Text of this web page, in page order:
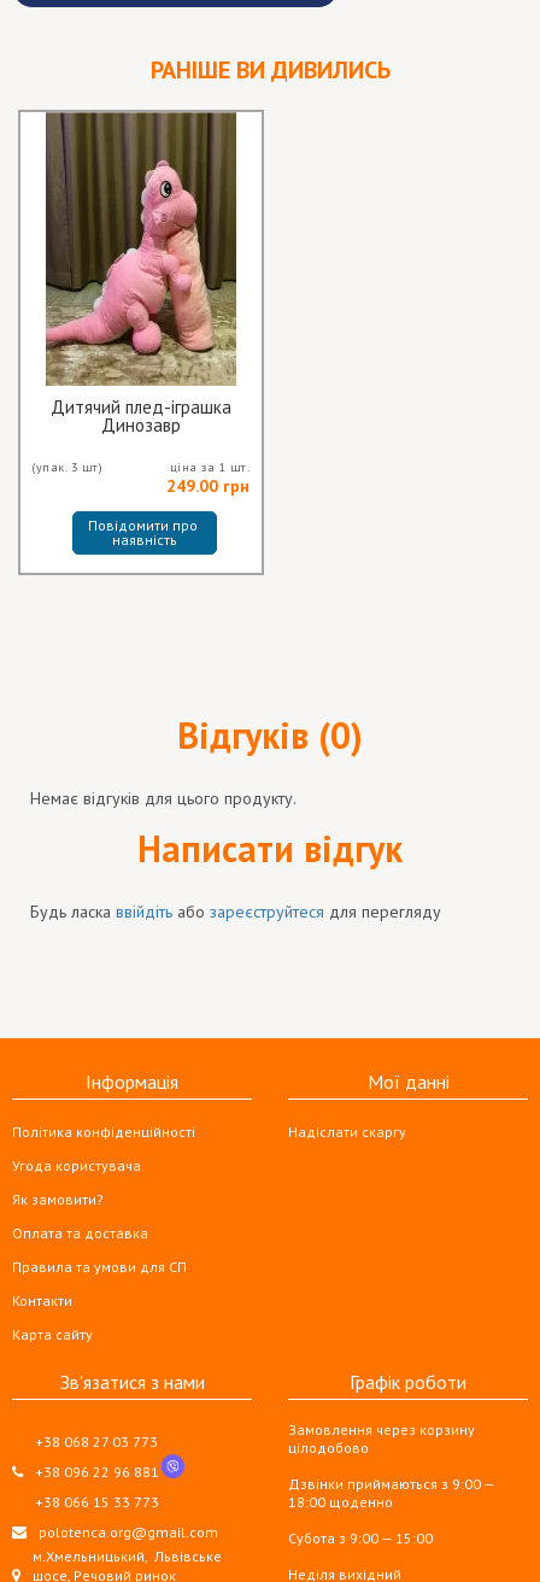
РАНІШЕ ВИ ДИВИЛИСЬ
Дитячий плед-іграшка
Динозавр
(упак. 3 шт) ціна за 1 шт.
249.00 грн
Повідомити про
наявність
Відгуків (0)
Немає відгуків для цього продукту.
Написати відгук
Будь ласка ввійдіть або зареєструйтеся для перегляду
Інформація
Політика конфіденційності
Угода користувача
Як замовити?
Оплата та доставка
Правила та умови для СП
Контакти
Карта сайту
Мої данні
Надіслати скаргу
Зв'язатися з нами
+38 068 27 03 773
+38 096 22 96 881
+38 066 15 33 773
polotenca.org@gmail.com
м.Хмельницький, Львівське
шосе, Речовий ринок
Графік роботи
Замовлення через корзину
цілодобово
Дзвінки приймаються з 9:00 —
18:00 щоденно
Субота з 9:00 — 15:00
Неділя вихідний